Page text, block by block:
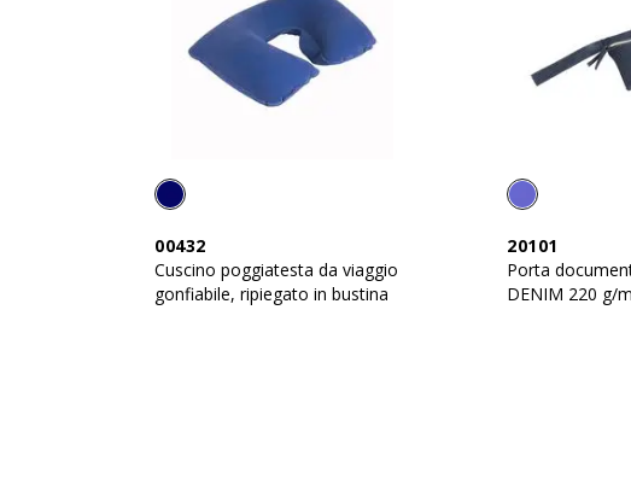
00432
Cuscino poggiatesta da viaggio
gonfiabile, ripiegato in bustina
20101
Porta
DENIM 220 g/